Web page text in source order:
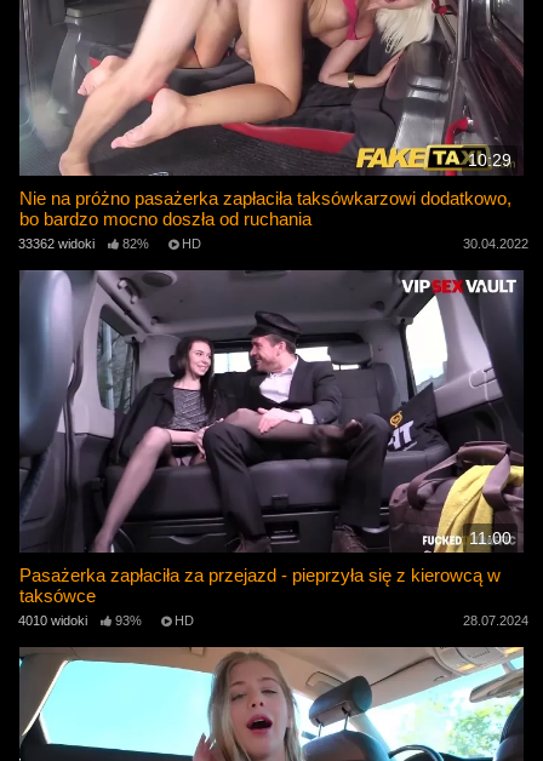
10:29
Nie na próżno pasażerka zapłaciła taksówkarzowi dodatkowo,
bo bardzo mocno doszła od ruchania
33362 widoki 82% HD 30.04.2022
11:00
Pasażerka zapłaciła za przejazd - pieprzyła się z kierowcą w
taksówce
4010 widoki 93% HD 28.07.2024